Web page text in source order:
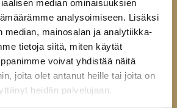
median ominaisuuksien
analysoimiseen. Lisäksi
median, mainosalan ja analytiikka-
tietoja siitä, miten käytät
voivat yhdistää näitä
joita olet antanut heille tai joita on
heidän palvelujaan.